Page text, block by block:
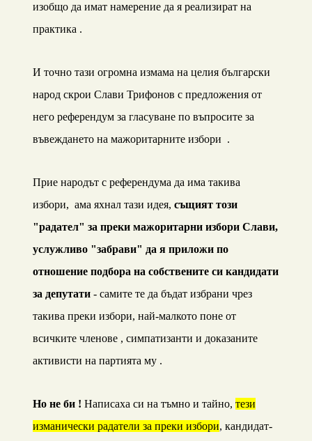
изобщо да имат намерение да я реализират на
практика .
И точно тази огромна измама на целия български
народ скрои Слави Трифонов с предложения от
него референдум за гласуване по въпросите за
въвеждането на мажоритарните избори .
Прие народът с референдума да има такива
избори, ама яхнал тази идея, същият този
"радател" за преки мажоритарни избори Слави,
услужливо "забрави" да я приложи по
отношение подбора на собствените си кандидати
за депутати - самите те да бъдат избрани чрез
такива преки избори, най-малкото поне от
всичките членове , симпатизанти и доказаните
активисти на партията му .
Но не би ! Написаха си на тъмно и тайно, тези
изманически радатели за преки избори, кандидат-